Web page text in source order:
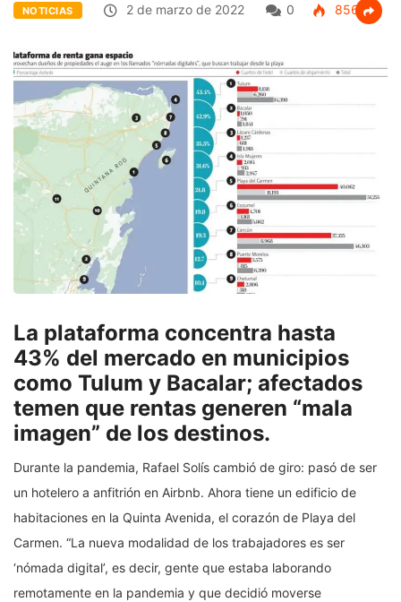
NOTICIAS 2 de marzo de 2022 0 856
La plataforma concentra hasta
43% del mercado en municipios
como Tulum y Bacalar; afectados
temen que rentas generen “mala
imagen” de los destinos.
Durante la pandemia, Rafael Solís cambió de giro: pasó de ser
un hotelero a anfitrión en Airbnb. Ahora tiene un edificio de
habitaciones en la Quinta Avenida, el corazón de Playa del
Carmen. “La nueva modalidad de los trabajadores es ser
‘nómada digital’, es decir, gente que estaba laborando
remotamente en la pandemia y que decidió moverse